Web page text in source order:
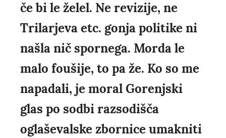
če bi le želel. Ne revizije, ne
Trilarjeva etc. gonja politike ni
našla nič spornega. Morda le
malo foušije, to pa že. Ko so me
napadali, je moral Gorenjski
glas po sodbi razsodišča
oglaševalske zbornice umakniti